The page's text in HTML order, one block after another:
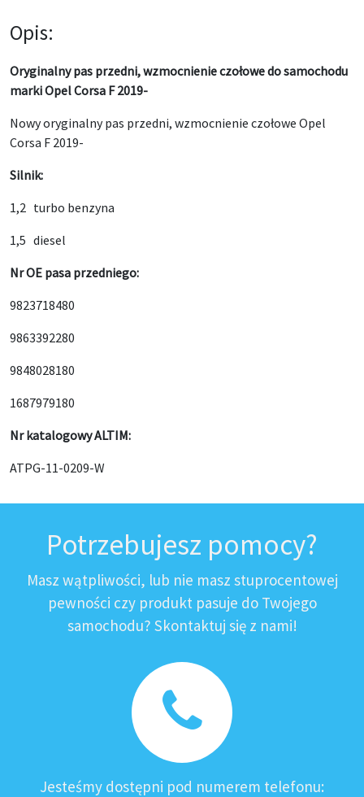
Opis:
Oryginalny pas przedni, wzmocnienie czołowe do samochodu
marki Opel Corsa F 2019-
Nowy oryginalny pas przedni, wzmocnienie czołowe Opel
Corsa F 2019-
Silnik:
1,2 turbo benzyna
1,5 diesel
Nr OE pasa przedniego:
9823718480
9863392280
9848028180
1687979180
Nr katalogowy ALTIM:
ATPG-11-0209-W
Potrzebujesz pomocy?
Masz wątpliwości, lub nie masz stuprocentowej
pewności czy produkt pasuje do Twojego
samochodu? Skontaktuj się z nami!
Jesteśmy dostępni pod numerem telefonu: